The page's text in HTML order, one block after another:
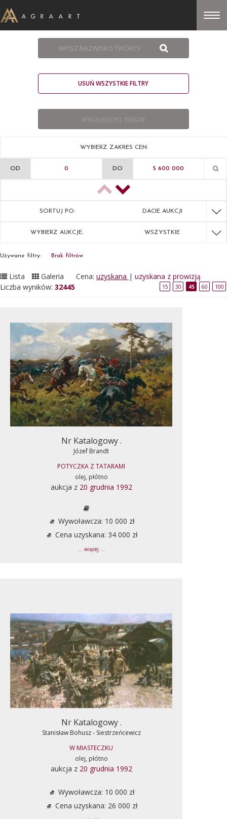
USUŃ WSZYSTKIE FILTRY
WYBIERZ ZAKRES CEN:
OD DO
SORTUJ PO: DACIE AUKCJI
WYBIERZ AUKCJE: WSZYSTKIE
Używane filtry: Brak filtrów
Lista Galeria Cena: uzyskana | uzyskana z prowizją
Liczba wyników: 32445 15 30 45 60 100
Nr Katalogowy .
Józef Brandt
POTYCZKA Z TATARAMI
olej, płótno
aukcja z 20 grudnia 1992
Wywoławcza: 10 000 zł
Cena uzyskana: 34 000 zł
... więcej ...
Nr Katalogowy .
Stanisław Bohusz - Siestrzeńcewicz
W MIASTECZKU
olej, płótno
aukcja z 20 grudnia 1992
Wywoławcza: 10 000 zł
Cena uzyskana: 26 000 zł